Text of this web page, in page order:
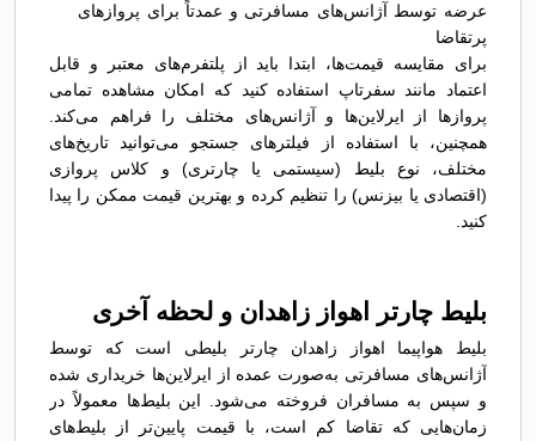
عرضه توسط آژانس‌های مسافرتی و عمدتاً برای پروازهای
پرتقاضا
برای مقایسه قیمت‌ها، ابتدا باید از پلتفرم‌های معتبر و قابل
اعتماد مانند سفرتاپ استفاده کنید که امکان مشاهده تمامی
پروازها از ایرلاین‌ها و آژانس‌های مختلف را فراهم می‌کند.
همچنین، با استفاده از فیلترهای جستجو می‌توانید تاریخ‌های
مختلف، نوع بلیط (سیستمی یا چارتری) و کلاس پروازی
(اقتصادی یا بیزنس) را تنظیم کرده و بهترین قیمت ممکن را پیدا
کنید.
بلیط چارتر اهواز زاهدان و لحظه آخری
بلیط هواپیما اهواز زاهدان چارتر بلیطی است که توسط
آژانس‌های مسافرتی به‌صورت عمده از ایرلاین‌ها خریداری شده
و سپس به مسافران فروخته می‌شود. این بلیط‌ها معمولاً در
زمان‌هایی که تقاضا کم است، با قیمت پایین‌تر از بلیط‌های